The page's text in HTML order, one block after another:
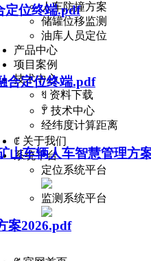
人车防撞方案
储罐位移监测
油库人员定位
产品中心
项目案例
技术中心
ꄔ 资料下载
ꂕ 技术中心
经纬度计算距离
ꂅ 关于我们
系统平台
定位系统平台
监测系统平台
定位终端.pdf
合定位终端.pdf
山车辆人车智慧管理方
案2026.pdf